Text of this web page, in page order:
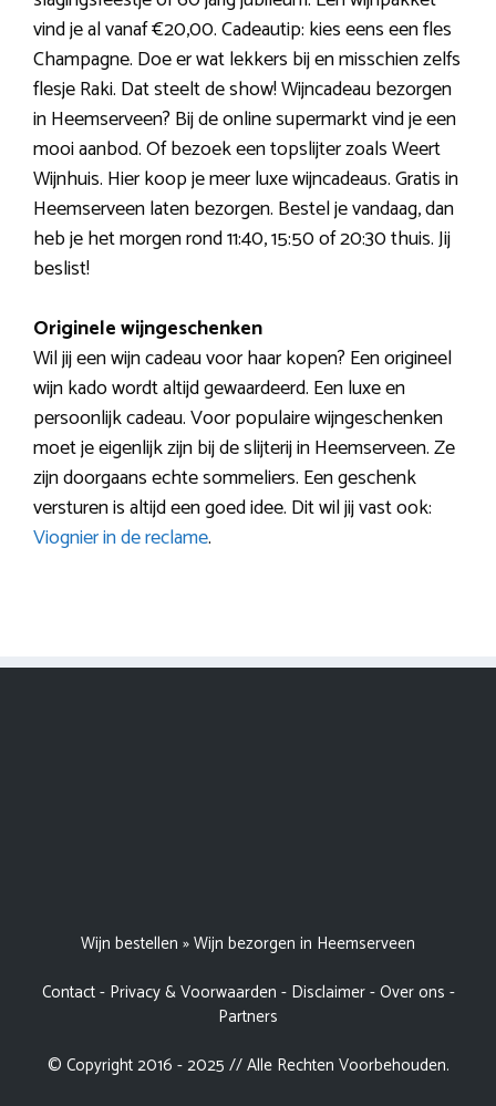
vind je al vanaf €20,00. Cadeautip: kies eens een fles
Champagne. Doe er wat lekkers bij en misschien zelfs
flesje Raki. Dat steelt de show! Wijncadeau bezorgen
in Heemserveen? Bij de online supermarkt vind je een
mooi aanbod. Of bezoek een topslijter zoals Weert
Wijnhuis. Hier koop je meer luxe wijncadeaus. Gratis in
Heemserveen laten bezorgen. Bestel je vandaag, dan
heb je het morgen rond 11:40, 15:50 of 20:30 thuis. Jij
beslist!
Originele wijngeschenken
Wil jij een wijn cadeau voor haar kopen? Een origineel
wijn kado wordt altijd gewaardeerd. Een luxe en
persoonlijk cadeau. Voor populaire wijngeschenken
moet je eigenlijk zijn bij de slijterij in Heemserveen. Ze
zijn doorgaans echte sommeliers. Een geschenk
versturen is altijd een goed idee. Dit wil jij vast ook:
Viognier in de reclame.
Wijn bestellen »Wijn bezorgen in Heemserveen
Contact- Privacy & Voorwaarden - Disclaimer-Over ons -
Partners
© Copyright 2016 - 2025 // Alle Rechten Voorbehouden.